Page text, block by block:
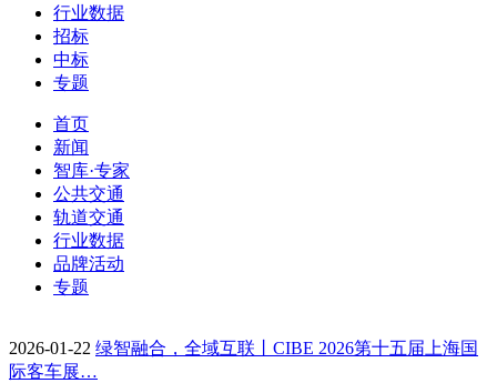
行业数据
招标
中标
专题
首页
新闻
智库·专家
公共交通
轨道交通
行业数据
品牌活动
专题
2026-01-22 绿智融合，全域互联丨CIBE 2026第十五届上海国
际客车展…